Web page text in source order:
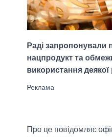
Раді запропонували
нацпродукт та
використання деякої
Про це повідомляє